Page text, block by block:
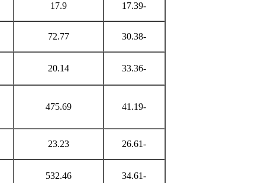
-17.39
17.9
-30.38
72.77
-33.36
20.14
-41.19
475.69
-26.61
23.23
-34.61
532.46